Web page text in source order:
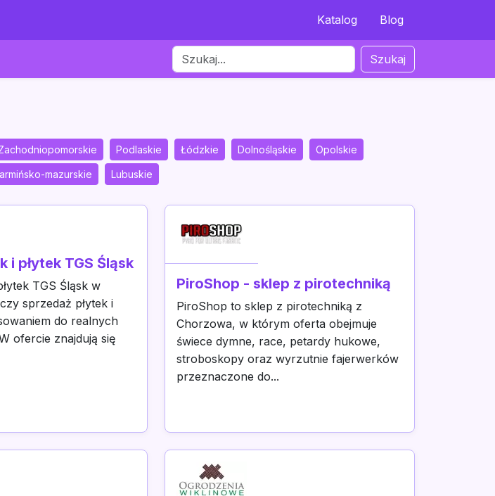
Katalog Blog
Szukaj
Podlaskie Łódzkie Dolnośląskie Opolskie
mazurskie Lubuskie
i płytek TGS Śląsk
TGS Śląsk w
sprzedaż płytek i
do realnych
ofercie znajdują się
PiroShop - sklep z pirotechniką
PiroShop to sklep z pirotechniką z
Chorzowa, w którym oferta obejmuje
świece dymne, race, petardy hukowe,
stroboskopy oraz wyrzutnie fajerwerków
przeznaczone do...